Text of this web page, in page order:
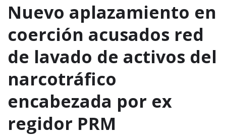
Nuevo aplazamiento en
coerción acusados red
de lavado de activos del
narcotráfico
encabezada por ex
regidor PRM